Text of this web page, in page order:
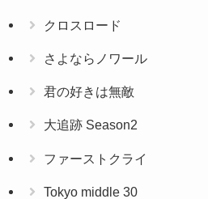
クロスロード
さよならノワール
君の好きは無敵
大追跡 Season2
ファーストクライ
Tokyo middle 30